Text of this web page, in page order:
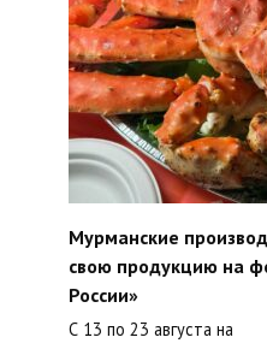
Мурманские
свою продукцию на
России»
С 13 по 23 августа на